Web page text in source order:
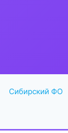
Сибирский ФО